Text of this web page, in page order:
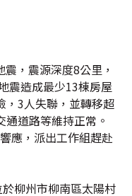
，震源深度8公里，
震造成最少13棟房屋
，3人失聯，並轉移超
道路等維持正常。
應，派出工作組趕赴
柳州市柳南區太陽村